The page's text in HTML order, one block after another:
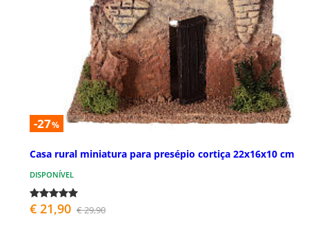
-27%
Casa rural miniatura para presépio cortiça 22x16x10 cm
DISPONÍVEL
€ 21,90 € 29,90